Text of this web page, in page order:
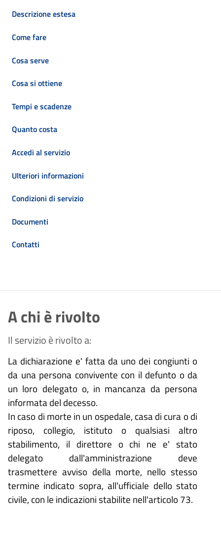
Descrizione estesa
Come fare
Cosa serve
Cosa si ottiene
Tempi e scadenze
Quanto costa
Accedi al servizio
Ulteriori informazioni
Condizioni di servizio
Documenti
Contatti
A chi è rivolto
Il servizio è rivolto a:
La dichiarazione e' fatta da uno dei congiunti o
da una persona convivente con il defunto o da
un loro delegato o, in mancanza da persona
informata del decesso.
In caso di morte in un ospedale, casa di cura o di
riposo, collegio, istituto o qualsiasi altro
stabilimento, il direttore o chi ne e' stato
delegato dall'amministrazione deve
trasmettere avviso della morte, nello stesso
termine indicato sopra, all'ufficiale dello stato
civile, con le indicazioni stabilite nell'articolo 73.